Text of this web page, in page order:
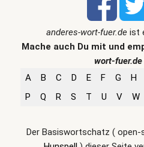
anderes-wort-fuer.deist
Mache auch Du mit und
wort-fuer.de
A
B C D E F G H
P
Q R S T U V W
Der Basiswortschatz (